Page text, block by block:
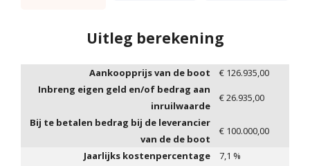
Uitleg berekening
Aankoopprijs van de boot € 126.935,00
Inbreng eigen geld en/of bedrag aan
inruilwaarde
€26.935,00
Bij te betalen bedrag bij de leverancier
van de de boot
€ 100.000,00
Jaarlijks kostenpercentage
7,1 %